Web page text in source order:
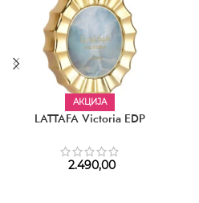
АКЦИЈА
LATTAFA Victoria EDP
2.490,00